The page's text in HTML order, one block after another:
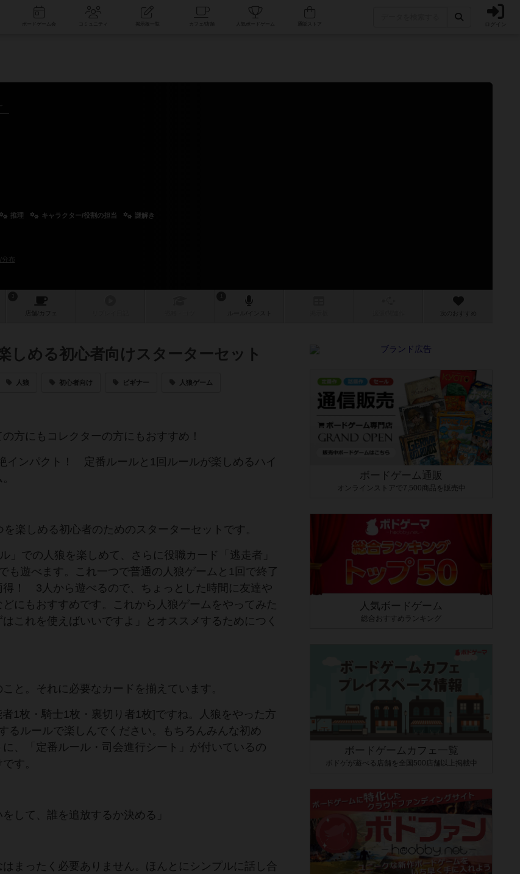
コミュニティ 人気ボードゲーム ログイン
推理 キャラクター/役割の担当
謎解き
布
店舗/ カフェ 次のおすすめ
しめる初心者向けスターターセット
人狼 初心者向け ビギナー 人狼ゲーム
方にもコレクターの方にもおすすめ！
インパクト！ 定番ルールと1回ルールが楽しめるハイ
楽しめる初心者のためのスターターセットです。
」での人狼を楽しめて、さらに役職カード「逃走者」
も遊べます。これ一つで普通の人狼ゲームと1回で終了
！ 3人から遊べるので、ちょっとした時間に友達や
にもおすすめです。これから人狼ゲームをやってみた
これを使えばいいですよ」とオススメするためにつく
と。それに必要なカードを揃えています。
1枚・騎士1枚・裏切り者1枚]ですね。人狼をやった方
るルールで楽しんでください。もちろんみんな初め
、「定番ルール・司会進行シート」が付いているの
す。
して、誰を追放するか決める」
まったく必要ありません。ほんとにシンプルに話し合
ボードゲーム通販
オンラインストアで7,500商品を販売中
人気ボードゲーム
総合おすすめランキング
ボードゲームカフェ一覧
ボドゲが遊べる店舗を全国500店舗以上掲載中